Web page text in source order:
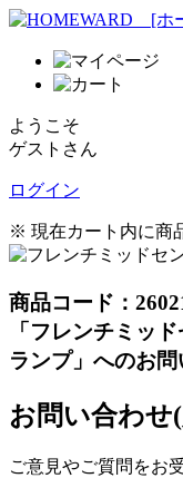
ようこそ
ゲストさん
ログイン
※ 現在カート内に商
商品コード：
「フレンチミッ
ランプ」へのお
お問い合わせ
ご意見やご質問をお